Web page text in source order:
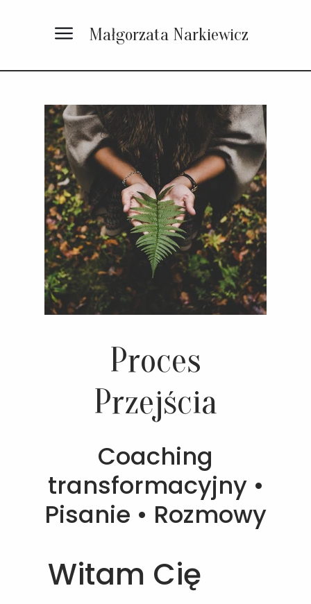
Małgorzata Narkiewicz
Proces
Przejścia
Coaching
transformacyjny •
Pisanie • Rozmowy
Witam Cię